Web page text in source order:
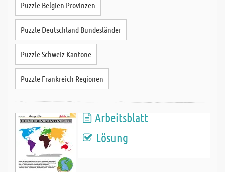
Puzzle Belgien Provinzen
Puzzle Deutschland Bundesländer
Puzzle Schweiz Kantone
Puzzle Frankreich Regionen
Arbeitsblatt
Lösung